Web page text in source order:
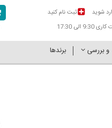
شوید
ثبت نام کنید
الی 17:30
و بررسی برندها